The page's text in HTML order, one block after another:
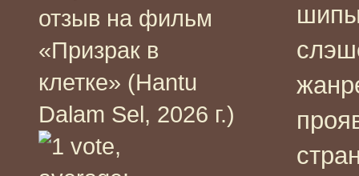
отзыв на фильм
«Призрак в
клетке» (Hantu
Dalam Sel, 2026 г.)